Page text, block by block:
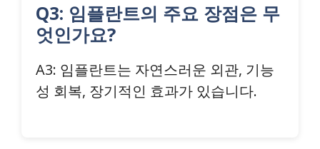
Q3: 임플란트의 주요 장점은 무
엇인가요?
A3: 임플란트는 자연스러운 외관, 기능
성 회복, 장기적인 효과가 있습니다.